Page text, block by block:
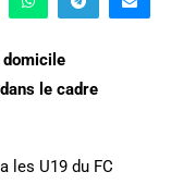
domicile
le cadre
les U19 du FC